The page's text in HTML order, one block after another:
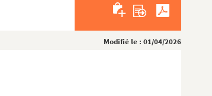
Modifié le : 01/04/2026